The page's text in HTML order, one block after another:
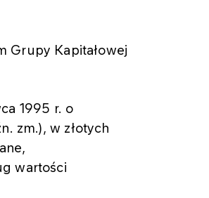
Grupy Kapitałowej
1995 r. o
zm.), w złotych
wartości